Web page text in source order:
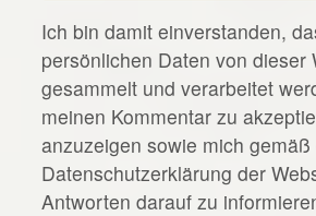
*
Ich bin damit einverstanden,
persönlichen Daten von dieser
gesammelt und verarbeitet
meinen Kommentar zu
anzuzeigen sowie mich gemäß
Datenschutzerklärung der
Antworten darauf zu